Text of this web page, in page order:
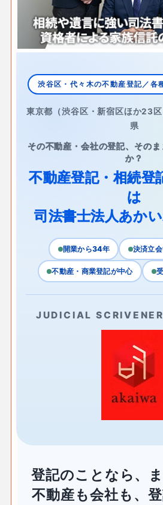
渋谷区・代々木の不動産登記／各
東京都（渋谷区・新宿区ほか23区
県
その不動産・会社の登記、その
か？
不動産登記・相続登
は
司法書士法人あか
開業から34年 決済立
不動産・商業登記が中心
JUDICIAL
登記のことなら、
不動産も会社も、